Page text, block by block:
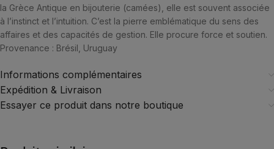
la Grèce Antique en bijouterie (camées), elle est souvent associée
à l’instinct et l’intuition. C’est la pierre emblématique du sens des
affaires et des capacités de gestion. Elle procure force et soutien.
Provenance : Brésil, Uruguay
Informations complémentaires
Expédition & Livraison
Essayer ce produit dans notre boutique